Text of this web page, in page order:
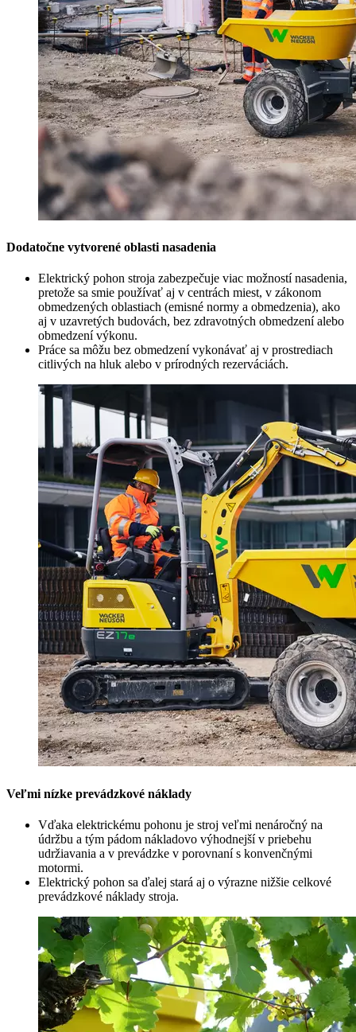
Dodatočne vytvorené oblasti nasadenia
Elektrický pohon stroja zabezpečuje viac možností nasadenia,
pretože sa smie používať aj v centrách miest, v zákonom
obmedzených oblastiach (emisné normy a obmedzenia), ako
aj v uzavretých budovách, bez zdravotných obmedzení alebo
obmedzení výkonu.
Práce sa môžu bez obmedzení vykonávať aj v prostrediach
citlivých na hluk alebo v prírodných rezerváciách.
Veľmi nízke prevádzkové náklady
Vďaka elektrickému pohonu je stroj veľmi nenáročný na
údržbu a tým pádom nákladovo výhodnejší v priebehu
udržiavania a v prevádzke v porovnaní s konvenčnými
motormi.
Elektrický pohon sa ďalej stará aj o výrazne nižšie celkové
prevádzkové náklady stroja.